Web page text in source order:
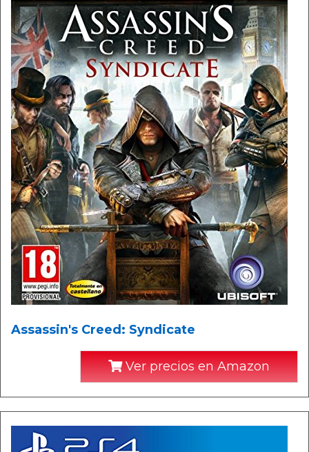
Assassin's Creed: Syndicate
Ver precios en Amazon